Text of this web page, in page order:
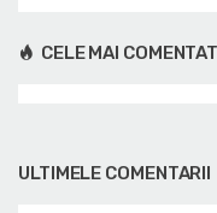
CELE MAI
ULTIMELE COMENTARII